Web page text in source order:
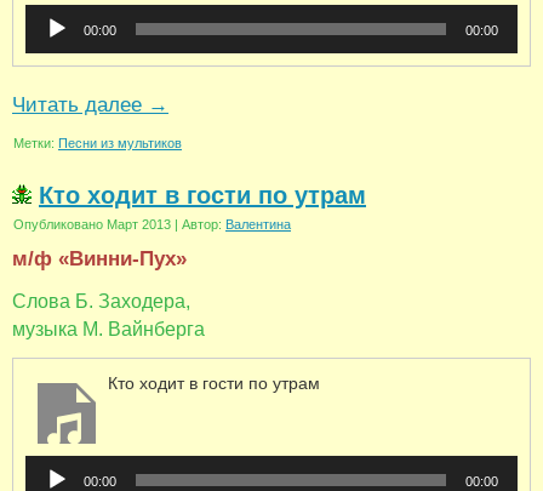
Аудиоплеер
00:00 00:00
Читать далее →
Метки: Песни из мультиков
Кто ходит в гости по утрам
Опубликовано Март 2013 | Автор: Валентина
м/ф «Винни-Пух»
Слова Б. Заходера,
музыка М. Вайнберга
Кто ходит в гости по утрам
Аудиоплеер
00:00 00:00